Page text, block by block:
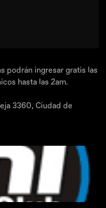
podrán ingresar gratis las
hasta las 2am.
3360, Ciudad de